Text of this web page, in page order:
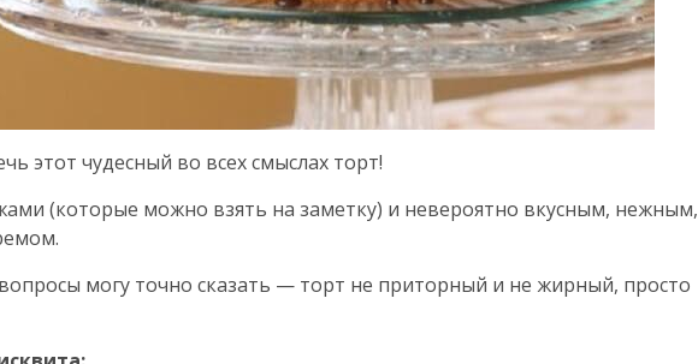
этот чудесный во всех смыслах торт!
(которые можно взять на заметку) и невероятно вкусным, нежным,
могу точно сказать — торт не приторный и не жирный, просто